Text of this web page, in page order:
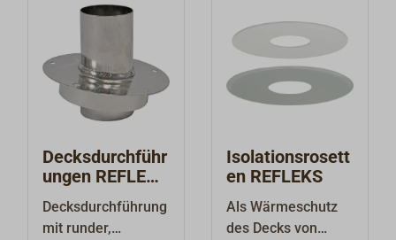
wichtig, da der Zug
Rohre stark
eingeschränkt
werden kann.
wichtig, da der Zug
durch sehr kalte
Rohre stark
eingeschränkt
werden kann.
Decksdurchführ
ungen REFLEKS
geneigt
Decksdurchführung
mit runder,
Isolationsrosett
en REFLEKS
Als Wärmeschutz
des Decks von